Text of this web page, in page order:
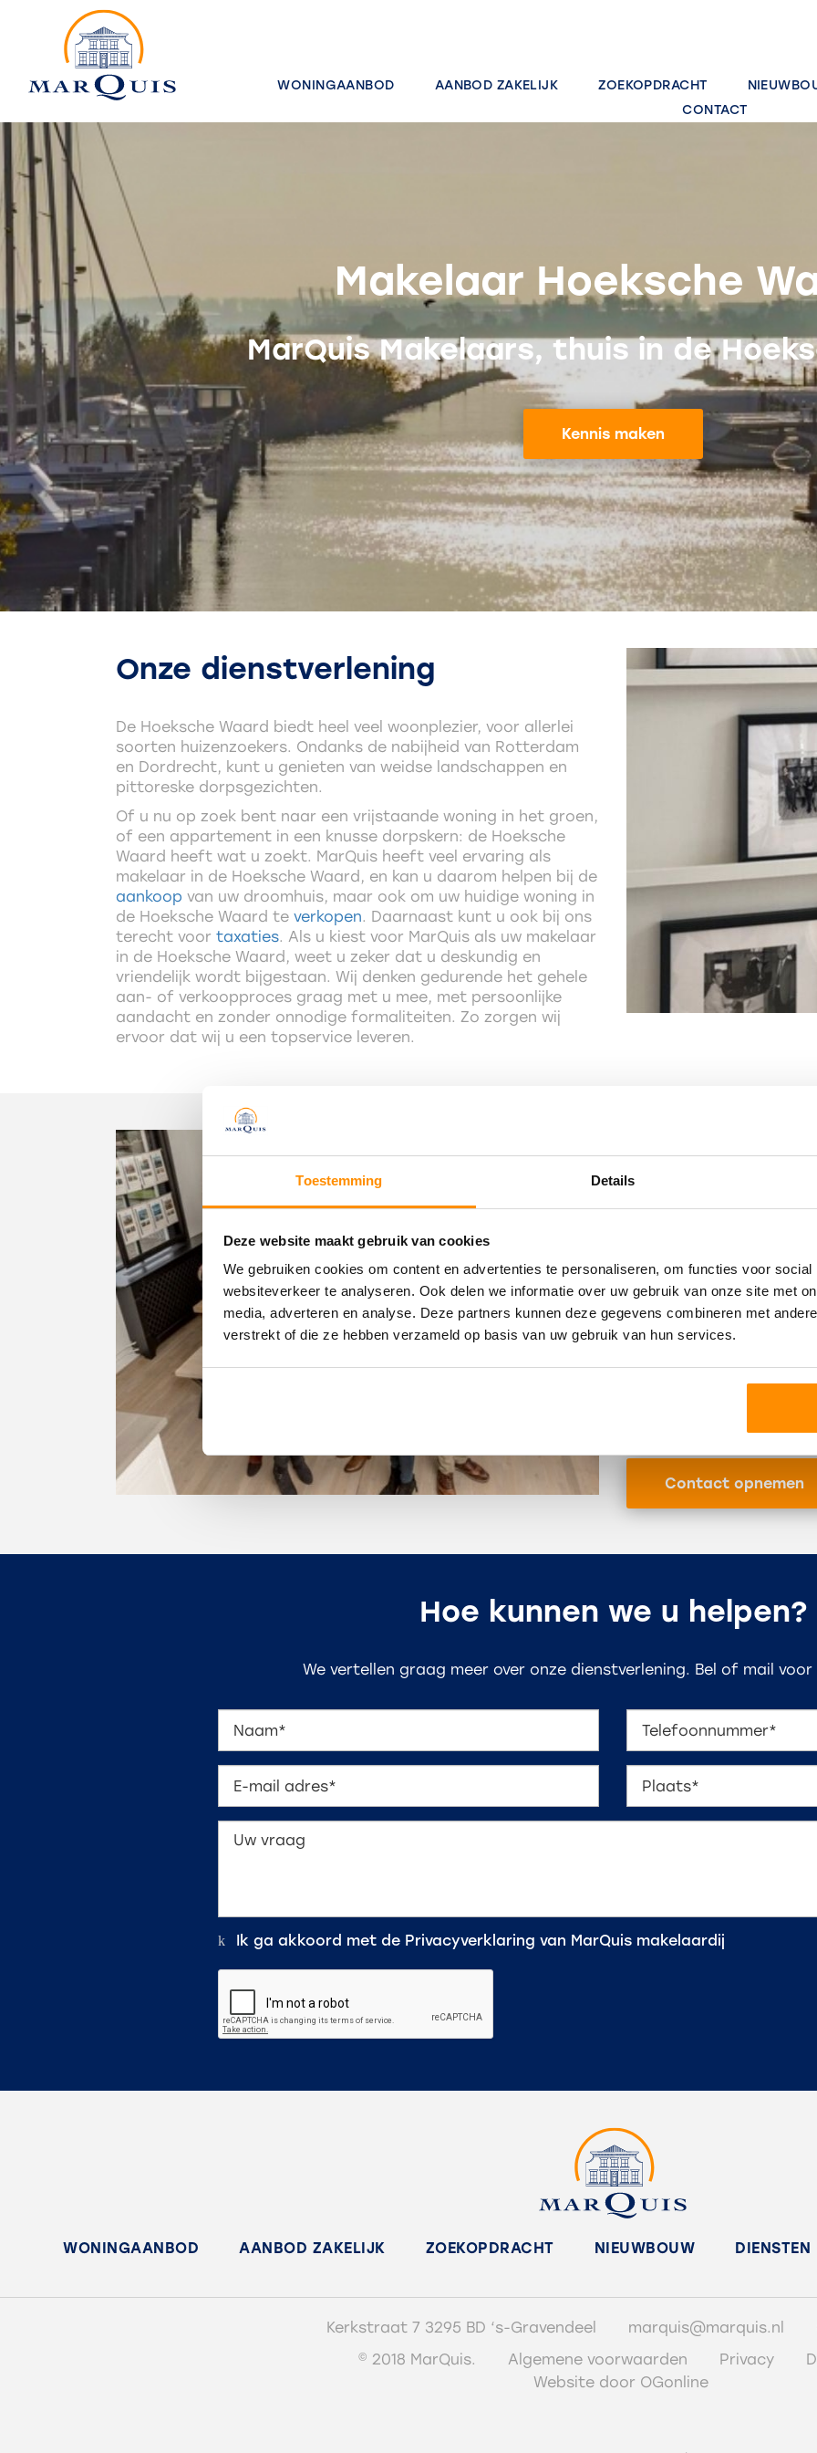
Toestemming Details
Deze website maakt gebruik van cookies
We gebruiken cookies om content en advertenties te personaliseren, om functies voor social
websiteverkeer te analyseren. Ook delen we informatie over uw gebruik van onze site met
media, adverteren en analyse. Deze partners kunnen deze gegevens combineren met
verstrekt of die ze hebben verzameld op basis van uw gebruik van hun services.
WONINGAANBOD AANBOD ZAKELIJK ZOEKOPDRACHT
CONTACT
Makelaar Hoeksche
MarQuis Makelaars, thuis in de
Kennis maken
Onze dienstverlening
De Hoeksche Waard biedt heel veel woonplezier, voor allerlei
soorten huizenzoekers. Ondanks de nabijheid van Rotterdam
en Dordrecht, kunt u genieten van weidse landschappen en
pittoreske dorpsgezichten.
Of u nu op zoek bent naar een vrijstaande woning in het groen,
of een appartement in een knusse dorpskern: de Hoeksche
Waard heeft wat u zoekt. MarQuis heeft veel ervaring als
makelaar in de Hoeksche Waard, en kan u daarom helpen bij de
aankoop van uw droomhuis, maar ook om uw huidige woning in
de Hoeksche Waard te verkopen. Daarnaast kunt u ook bij ons
terecht voor taxaties. Als u kiest voor MarQuis als uw makelaar
in de Hoeksche Waard, weet u zeker dat u deskundig en
vriendelijk wordt bijgestaan. Wij denken gedurende het gehele
aan- of verkoopproces graag met u mee, met persoonlijke
aandacht en zonder onnodige formaliteiten. Zo zorgen wij
ervoor dat wij u een topservice leveren.
MarQuis als
Bij het kopen of
bent u in
Hoeksche Waard zijn
actief in de gehele
ook ter oriëntatie eens
graag te woord over
Bent u geïnteresseerd
Hoeksche Waard, of
ons in contact komen!
Contact opnemen
Hoe kunnen we u helpen?
We vertellen graag meer over onze dienstverlening. Bel of mail
Ik ga akkoord met de Privacyverklaring van MarQuis makelaardij
WONINGAANBOD AANBOD ZAKELIJK ZOEKOPDRACHT NIEUWBOUW DIENSTEN
Kerkstraat 7 3295 BD ‘s-Gravendeel marquis@marquis.nl
© 2018 MarQuis.
Algemene voorwaarden Privacy
Website door OGonline